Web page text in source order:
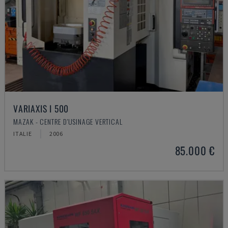
VARIAXIS I 500
MAZAK - CENTRE D'USINAGE VERTICAL
ITALIE 2006
85.000 €